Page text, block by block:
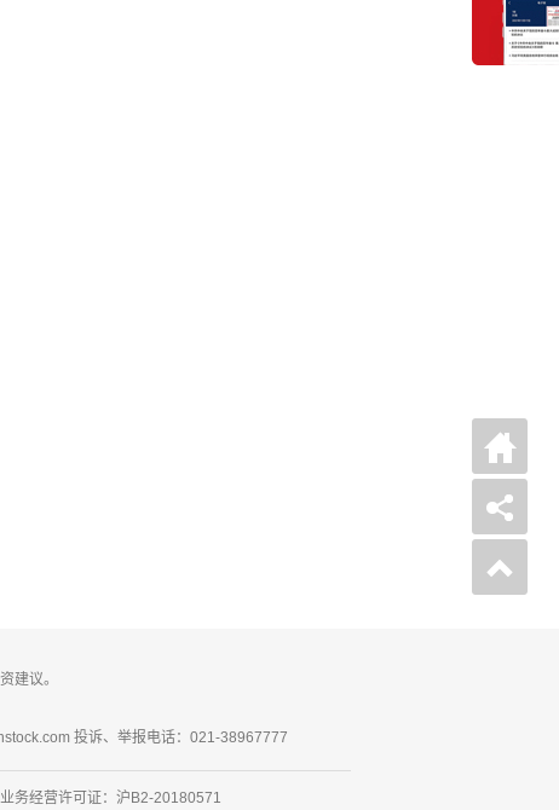
建议。
投诉、举报电话：021-38967777
务经营许可证：沪B2-20180571